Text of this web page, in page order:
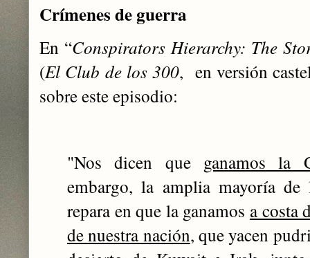
Crímenes de guerra
En “Conspirators Hierarchy: The
(El Club de los 300, en versión
sobre este episodio:
"Nos dicen que ganamos la
embargo, la amplia mayoría de
repara en que la ganamos a costa
de nuestra nación, que yacen